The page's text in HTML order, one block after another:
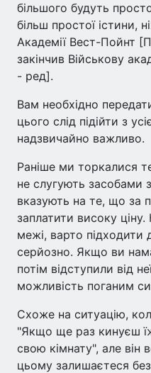
більшого будуть
більш простої істини,
Академії Вест-Пойнт
закінчив Військову
- ред].
Вам необхідно
цього слід підійти з
надзвичайно важливо.
Раніше ми торкалися
не слугують засобами
вказують на те, що за
заплатити високу
межі, варто
серйозно. Якщо ви
потім відступили від
можливість поганим
Схоже на ситуацію,
"Якщо ще раз кинуєш
свою кімнату", але
цьому залишаєтеся